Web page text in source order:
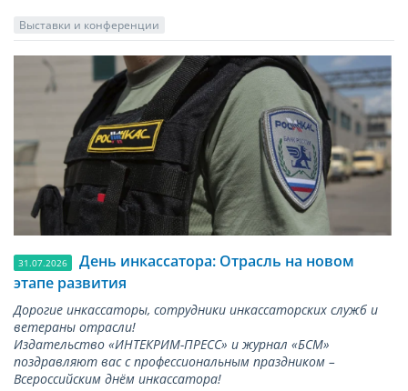
Выставки и конференции
31.07.2026
День инкассатора: Отрасль на новом
этапе развития
Дорогие инкассаторы, сотрудники инкассаторских служб и
ветераны отрасли!
Издательство «ИНТЕКРИМ-ПРЕСС» и журнал «БСМ»
поздравляют вас с профессиональным праздником –
Всероссийским днём инкассатора!